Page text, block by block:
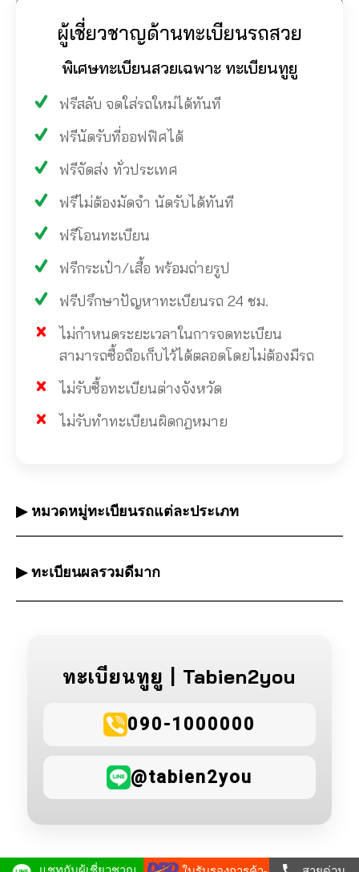
ผู้เชี่ยวชาญด้านทะเบียนรถสวย
พิเศษทะเบียนสวยเฉพาะ ทะเบียนทูยู
ฟรีสลับ จดใส่รถใหม่ได้ทันที
ฟรีนัดรับที่ออฟฟิศได้
ฟรีจัดส่ง ทั่วประเทศ
ฟรีไม่ต้องมัดจำ นัดรับได้ทันที
ฟรีโอนทะเบียน
ฟรีกระเป๋า/เสื้อ พร้อมถ่ายรูป
ฟรีปรึกษาปัญหาทะเบียนรถ 24 ชม.
ไม่กำหนดระยะเวลาในการจดทะเบียน
สามารถซื้อถือเก็บไว้ได้ตลอดโดยไม่ต้องมีรถ
ไม่รับซื้อทะเบียนต่างจังหวัด
ไม่รับทำทะเบียนผิดกฎหมาย
▶ หมวดหมู่ทะเบียนรถแต่ละประเภท
▶ ทะเบียนผลรวมดีมาก
ทะเบียนทูยู | Tabien2you
090-1000000
@tabien2you